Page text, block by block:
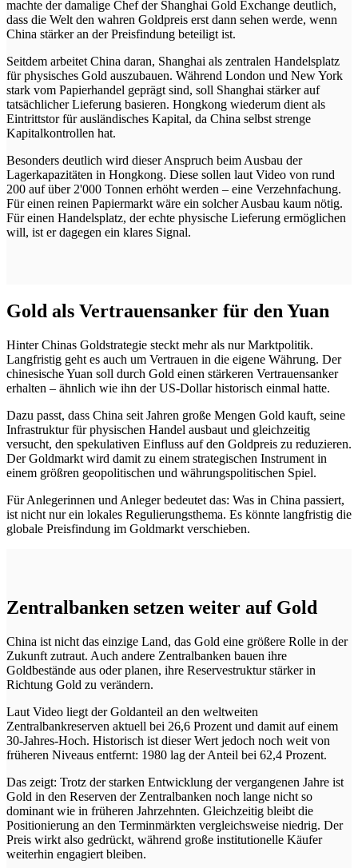
machte der damalige Chef der Shanghai Gold Exchange deutlich,
dass die Welt den wahren Goldpreis erst dann sehen werde, wenn
China stärker an der Preisfindung beteiligt ist.
Seitdem arbeitet China daran, Shanghai als zentralen Handelsplatz
für physisches Gold auszubauen. Während London und New York
stark vom Papierhandel geprägt sind, soll Shanghai stärker auf
tatsächlicher Lieferung basieren. Hongkong wiederum dient als
Eintrittstor für ausländisches Kapital, da China selbst strenge
Kapitalkontrollen hat.
Besonders deutlich wird dieser Anspruch beim Ausbau der
Lagerkapazitäten in Hongkong. Diese sollen laut Video von rund
200 auf über 2'000 Tonnen erhöht werden – eine Verzehnfachung.
Für einen reinen Papiermarkt wäre ein solcher Ausbau kaum nötig.
Für einen Handelsplatz, der echte physische Lieferung ermöglichen
will, ist er dagegen ein klares Signal.
Gold als Vertrauensanker für den Yuan
Hinter Chinas Goldstrategie steckt mehr als nur Marktpolitik.
Langfristig geht es auch um Vertrauen in die eigene Währung. Der
chinesische Yuan soll durch Gold einen stärkeren Vertrauensanker
erhalten – ähnlich wie ihn der US-Dollar historisch einmal hatte.
Dazu passt, dass China seit Jahren große Mengen Gold kauft, seine
Infrastruktur für physischen Handel ausbaut und gleichzeitig
versucht, den spekulativen Einfluss auf den Goldpreis zu reduzieren.
Der Goldmarkt wird damit zu einem strategischen Instrument in
einem größren geopolitischen und währungspolitischen Spiel.
Für Anlegerinnen und Anleger bedeutet das: Was in China passiert,
ist nicht nur ein lokales Regulierungsthema. Es könnte langfristig die
globale Preisfindung im Goldmarkt verschieben.
Zentralbanken setzen weiter auf Gold
China ist nicht das einzige Land, das Gold eine größere Rolle in der
Zukunft zutraut. Auch andere Zentralbanken bauen ihre
Goldbestände aus oder planen, ihre Reservestruktur stärker in
Richtung Gold zu verändern.
Laut Video liegt der Goldanteil an den weltweiten
Zentralbankreserven aktuell bei 26,6 Prozent und damit auf einem
30-Jahres-Hoch. Historisch ist dieser Wert jedoch noch weit von
früheren Niveaus entfernt: 1980 lag der Anteil bei 62,4 Prozent.
Das zeigt: Trotz der starken Entwicklung der vergangenen Jahre ist
Gold in den Reserven der Zentralbanken noch lange nicht so
dominant wie in früheren Jahrzehnten. Gleichzeitig bleibt die
Positionierung an den Terminmärkten vergleichsweise niedrig. Der
Preis wirkt also gedrückt, während große institutionelle Käufer
weiterhin engagiert bleiben.